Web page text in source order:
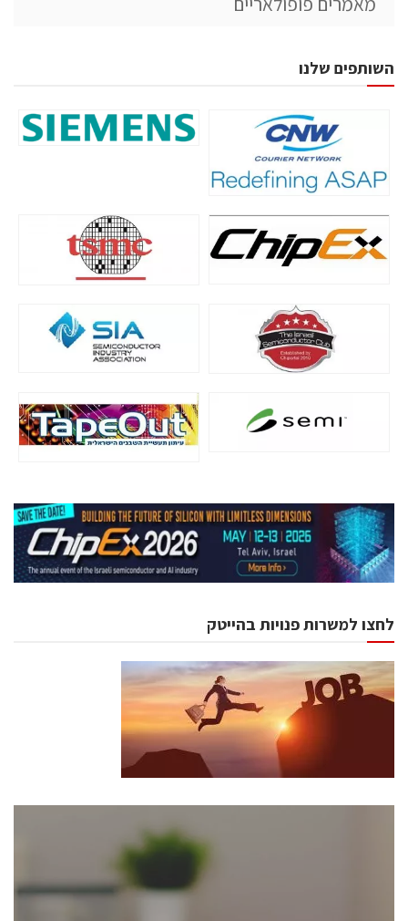
השותפים שלנו
לחצו למשרות פנויות בהייטק
כנסים ואירועים